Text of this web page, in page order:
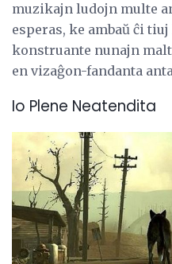
muzikajn ludojn multe
esperas, ke ambaŭ ĉi
konstruante nunajn
en vizaĝon-fandanta
Io Plene Neatendita